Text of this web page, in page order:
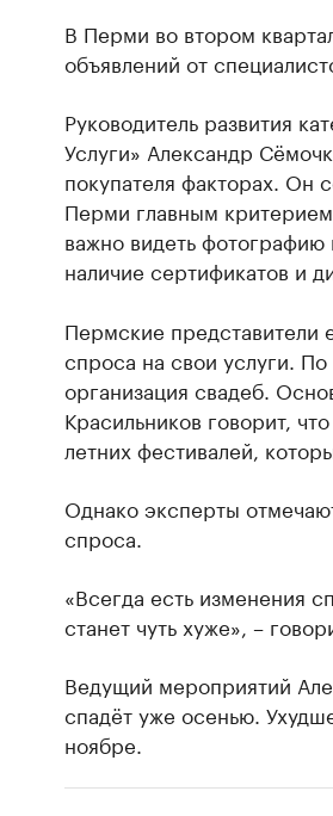
В Перми во втором
объявлений от
Руководитель развития
Услуги» Александр
покупателя факторах. Он
Перми главным
важно видеть фотографию
наличие сертификатов и
Пермские представители
спроса на свои услуги. По
организация свадеб.
Красильников говорит,
летних фестивалей,
Однако эксперты
спроса.
«Всегда есть изменения
станет чуть хуже», –
Ведущий мероприятий
спадёт уже осенью.
ноябре.